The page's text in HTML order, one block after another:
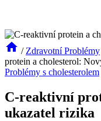
/ Zdravotní Problémy
protein a cholesterol:
Problémy s cholesterolem
C-reaktivní
ukazatel rizika